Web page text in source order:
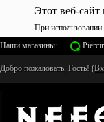
Этот веб-
При использовании
Наши магазины:
Добро пожаловать, Гость! (